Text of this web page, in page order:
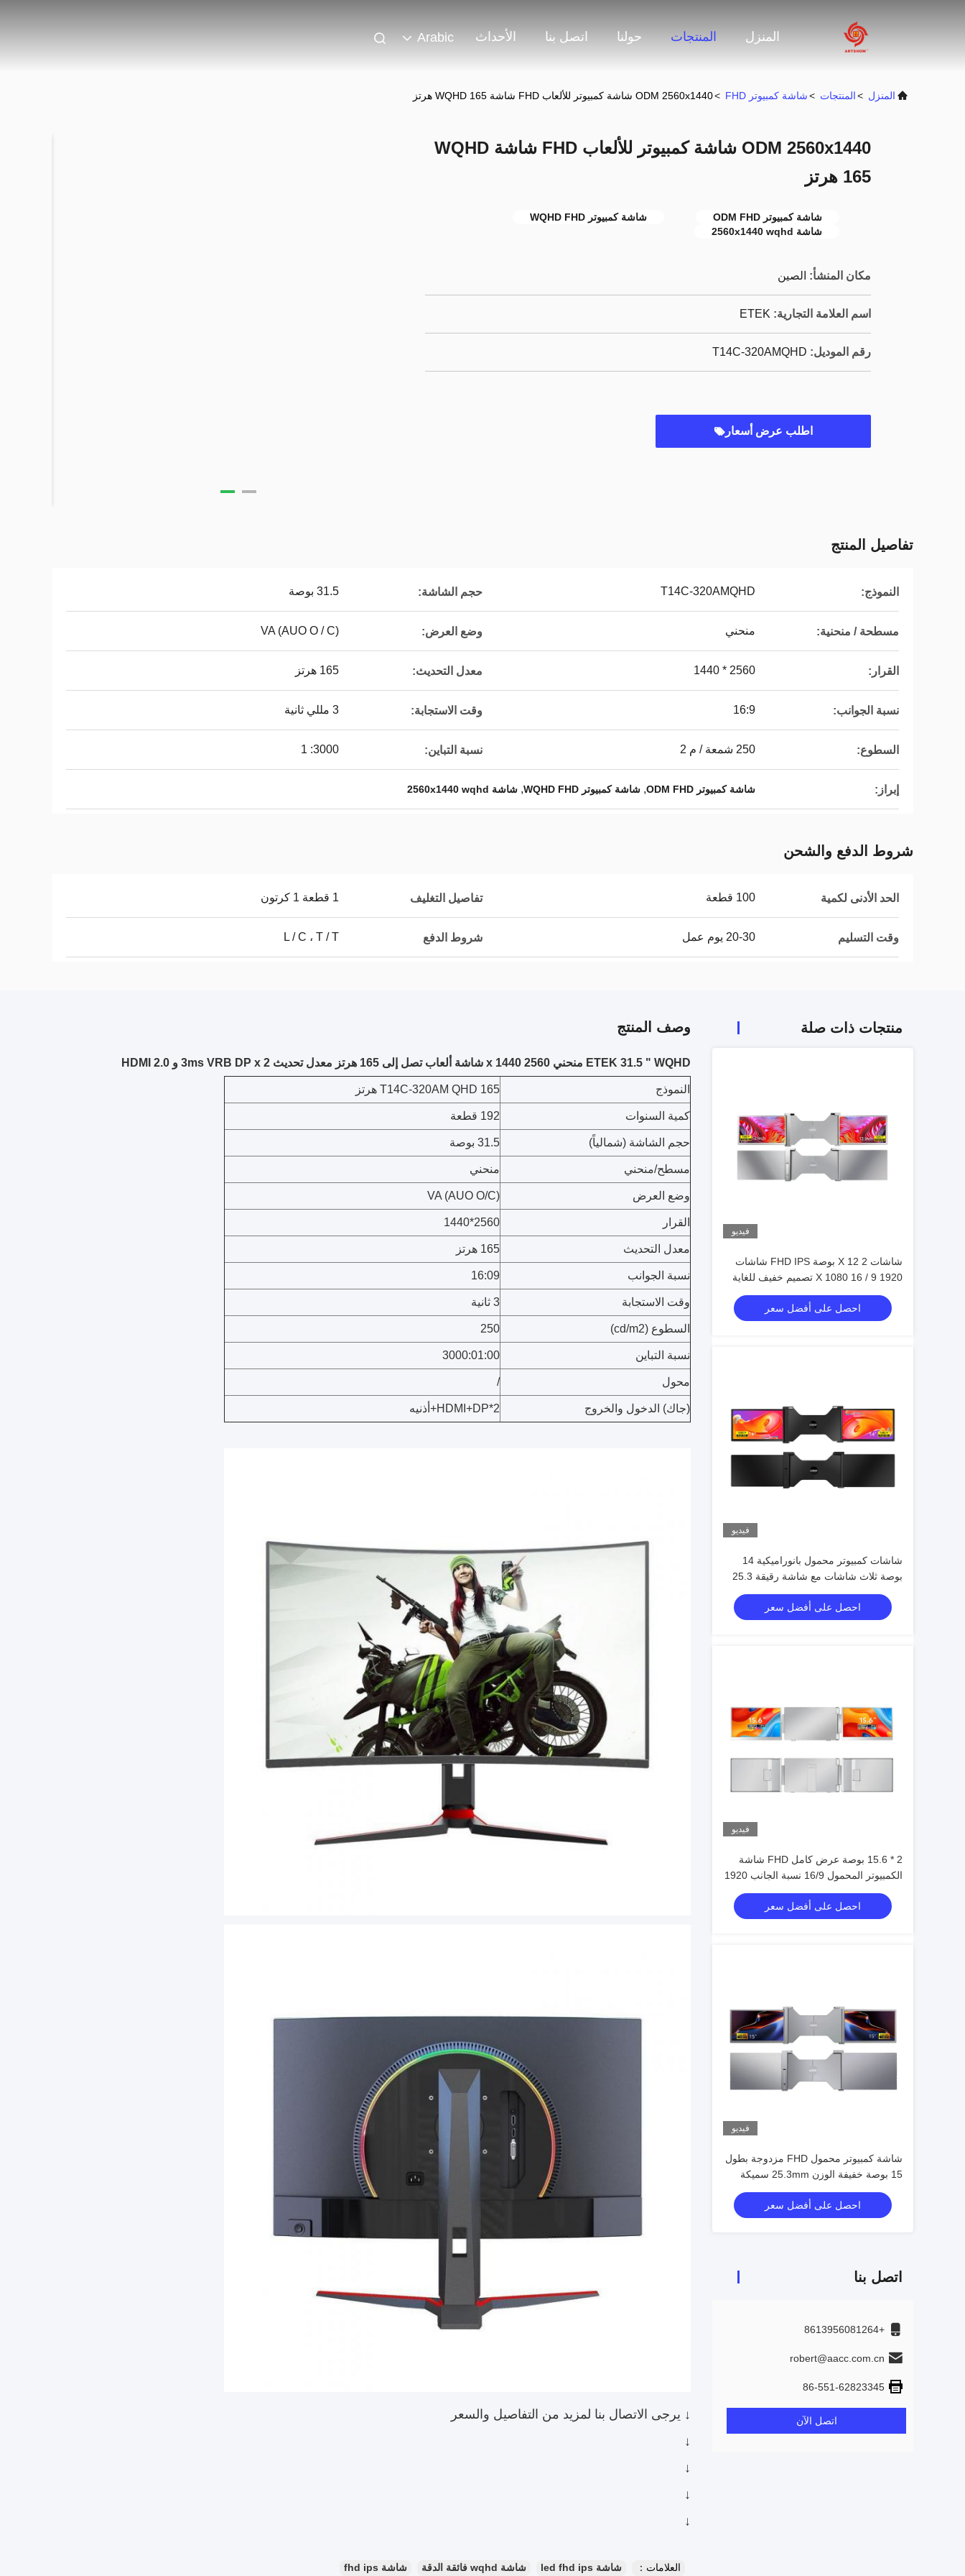
المنزل المنتجات حولنا اتصل بنا الأحداث Arabic
المنزل >المنتجات >شاشة كمبيوتر FHD >ODM 2560x1440 شاشة كمبيوتر للألعاب FHD شاشة WQHD 165 هرتز
ODM 2560x1440 شاشة كمبيوتر للألعاب FHD شاشة WQHD
165 هرتز
شاشة كمبيوتر ODM FHD
شاشة كمبيوتر WQHD FHD
شاشة 2560x1440 wqhd
مكان المنشأ: الصين
اسم العلامة التجارية: ETEK
رقم الموديل: T14C-320AMQHD
اطلب عرض أسعار
تفاصيل المنتج
النموذج: T14C-320AMQHD حجم الشاشة: 31.5 بوصة
مسطحة / منحنية: منحني وضع العرض: VA (AUO O / C)
القرار: 2560 * 1440 معدل التحديث: 165 هرتز
نسبة الجوانب: 16:9 وقت الاستجابة: 3 مللي ثانية
السطوع: 250 شمعة / م 2 نسبة التباين: 3000: 1
إبراز: شاشة كمبيوتر ODM FHD , شاشة كمبيوتر WQHD FHD , شاشة 2560x1440 wqhd
شروط الدفع والشحن
الحد الأدنى لكمية 100 قطعة تفاصيل التغليف 1 قطعة 1 كرتون
وقت التسليم 20-30 يوم عمل شروط الدفع L / C ، T / T
منتجات ذات صلة
فيديو
شاشات 2 X 12 بوصة FHD IPS شاشات
1920 X 1080 16 / 9 تصميم خفيف للغاية
1.1kg لكل شاشة 25.3mm سمك دعم
HDR 12 لغة OSD
احصل على أفضل سعر
فيديو
شاشات كمبيوتر محمول بانوراميكية 14
بوصة ثلاث شاشات مع شاشة رقيقة 25.3
احصل على أفضل سعر
فيديو
2 * 15.6 بوصة عرض كامل FHD شاشة
الكمبيوتر المحمول 16/9 نسبة الجانب 1920
* 1080 IPS دقة عالية نوع C 3.1 واجهة دعم
HDR شاشة Flip
احصل على أفضل سعر
فيديو
شاشة كمبيوتر محمول FHD مزدوجة بطول
15 بوصة خفيفة الوزن 25.3mm سميكة
1.63kg نوع-C + منافذ HDMI مصغرة دعم
HDR OSD 12 لغةاحصل على أفضل سعر
اتصل بنا
+8613956081264
robert@aacc.com.cn
86-551-62823345
اتصل الآن
وصف المنتج
ETEK 31.5 " WQHD منحني 2560 x 1440 شاشة ألعاب تصل إلى 165 هرتز معدل تحديث 3ms VRB DP x 2 و HDMI 2.0
النموذج T14C-320AM QHD 165 هرتز
كمية السنوات 192 قطعة
حجم الشاشة (شمالياً) 31.5 بوصة
مسطح/منحني منحني
وضع العرض VA (AUO O/C)
القرار 2560*1440
معدل التحديث 165 هرتز
نسبة الجوانب 16:09
وقت الاستجابة 3 ثانية
السطوع (cd/m2) 250
نسبة التباين 3000:01:00
محول /
(جاك) الدخول والخروج HDMI+DP*2+أذنيه
↓ يرجى الاتصال بنا لمزيد من التفاصيل والسعر
↓
↓
↓
↓
العلامات： شاشة led fhd ips شاشة wqhd فائقة الدقة شاشة fhd ips